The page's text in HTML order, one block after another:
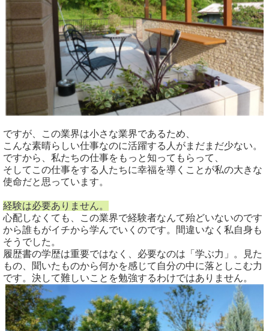
ですが、この業界は小さな業界であるため、
こんな素晴らしい仕事なのに活躍する人がまだまだ少ない。
ですから、私たちの仕事をもっと知ってもらって、
そしてこの仕事をする人たちに幸福を導くことが私の大きな
使命だと思っています。
経験は必要ありません。
心配しなくても、この業界で経験者なんて殆どいないのです
から誰もがイチから学んでいくのです。間違いなく私自身も
そうでした。
履歴書の学歴は重要ではなく、必要なのは「学ぶ力」。見た
もの、聞いたものから何かを感じて自分の中に落としこむ力
です。決して難しいことを勉強するわけではありません。